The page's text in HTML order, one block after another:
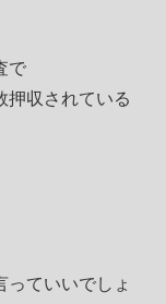
で
押収されている
っていいでしょ